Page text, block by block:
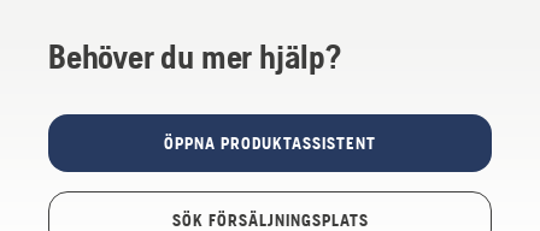
Behöver du mer hjälp?
ÖPPNA PRODUKTASSISTENT
SÖK FÖRSÄLJNINGSPLATS